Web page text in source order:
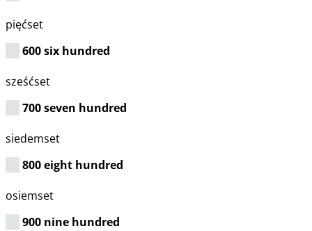
pięćset
600 six hundred
sześćset
700 seven hundred
siedemset
800 eight hundred
osiemset
900 nine hundred